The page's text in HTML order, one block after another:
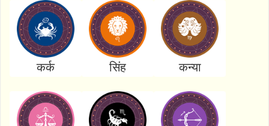
कर्क सिंह कन्या